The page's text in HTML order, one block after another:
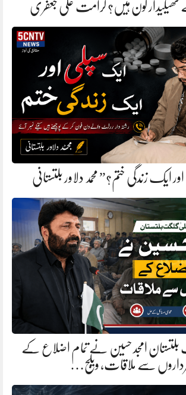
کون ہیں؟ کرامت علی جعفری
ایک زندگی ختم؟” محمد دلاور بلتستانی
بلتستان امجد حسین نے تمام اضلاع کے
سے ملاقات، ویلج…